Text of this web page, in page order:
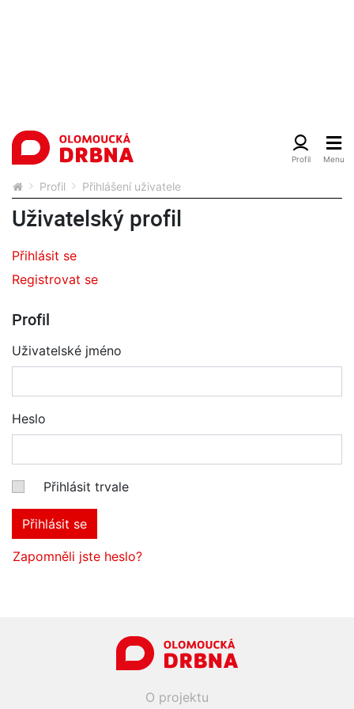
Profil Přihlášení uživatele
Uživatelský profil
Přihlásit se
Registrovat se
Profil
Uživatelské jméno
Heslo
Přihlásit trvale
Přihlásit se
Zapomněli jste heslo?
O projektu